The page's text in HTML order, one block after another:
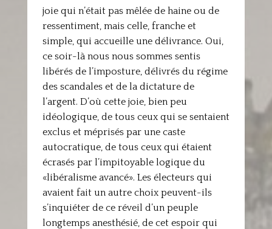
joie qui n’était pas mêlée de haine ou de
ressentiment, mais celle, franche et
simple, qui accueille une délivrance. Oui,
ce soir-là nous nous sommes sentis
libérés de l’imposture, délivrés du régime
des scandales et de la dictature de
l’argent. D’où cette joie, bien peu
idéologique, de tous ceux qui se sentaient
exclus et méprisés par une caste
autocratique, de tous ceux qui étaient
écrasés par l’impitoyable logique du
«libéralisme avancé». Les électeurs qui
avaient fait un autre choix peuvent-ils
s’inquiéter de ce réveil d’un peuple
longtemps anesthésié, de cet espoir qui